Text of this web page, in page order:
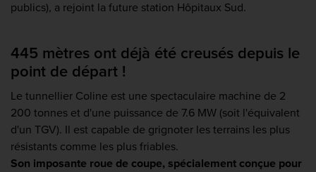
publics), a rejoint la future station Hôpitaux Sud.
445 mètres ont déjà été creusés depuis le
point de départ !
Le tunnellier Coline est une spectaculaire machine de 2
200 tonnes et d'une puissance de 7.6 MW (soit l'équivalent
d'un TGV). Il est capable de grignoter les terrains les plus
résistants comme les plus friables.
Son imposante roue de coupe, spécialement conçue pour